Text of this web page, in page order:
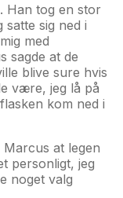
Han tog en stor
sig ned i
med
sagde at de
blive sure hvis
være, jeg lå på
kom ned i
Marcus at legen
personligt, jeg
noget valg